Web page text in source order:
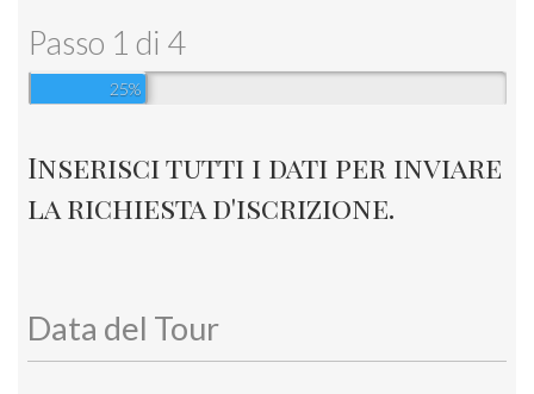
Passo 1 di 4
25%
Inserisci tutti i dati per inviare
la richiesta d'iscrizione.
Data del Tour